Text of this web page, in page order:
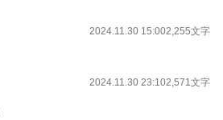
2024.11.30 15:002,255文字
2024.11.30 23:102,571文字